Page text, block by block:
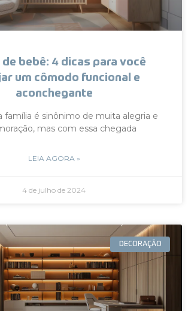
bebê: 4 dicas para você
um cômodo funcional e
aconchegante
família é sinônimo de muita alegria e
mas com essa chegada
LEIA AGORA »
4 de julho de 2024
DECORAÇÃO